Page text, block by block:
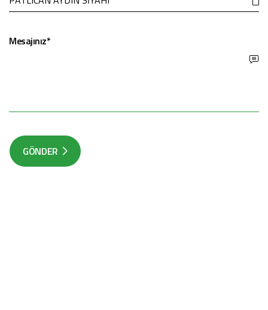
Mesajınız*
GÖNDER